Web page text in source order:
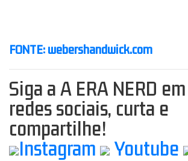
FONTE: webershandwick.com
Siga a A ERA NERD
redes sociais, curta e
compartilhe!
Instagram Youtube